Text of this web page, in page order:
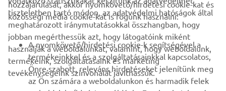
VÁLLALATI
B2B
TÖBB YAMAHA
tiszteletben tartó módon, az adatvédelmi hatóságok által
meghatározott iránymutatásokkal összhangban, hogy
jobban megérthessük azt, hogy látogatóink miként
használják a weboldalunkat, valamint, hogy weboldalunk,
termékeink, szolgáltatásaink és marketing
tevékenységeink színvonalát javíthassuk.
hozzájárulását, akkor nyomkövető/hirdetési cookie-kat és
közösségi média cookie-kat is fogunk használni:
A nyomkövető/hirdetési cookie-k segítségével a
termékeinkkel és a szolgáltatásainkkal kapcsolatos,
Önre szabott, releváns hirdetéseket jelenítünk meg
az Ön számára a weboldalunkon és harmadik felek